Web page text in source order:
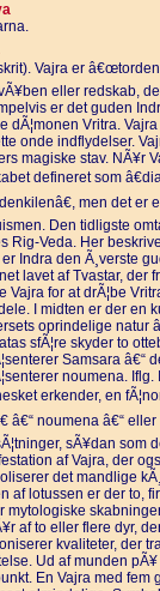
Vajra er
eller redskab,
er det guden
dÃ¦monen Vritra.
onde indflydelser.
magiske stav. NÃ¥r
defineret som
men det
Den tidligste
Rig-Veda. Her
Indra den Ã¸verste
lavet af Tvastar, der
Vajra for at drÃ¦be
I midten er der en
oprindelige natur
sfÃ¦re skyder to
Samsara â€“
noumena.
erkender, en
â€“ noumena â€“
sÃ¥dan som
af Vajra, der
det mandlige
af lotussen er der to,
mytologiske
af to eller flere dyr,
kvaliteter, der
Ud af munden
En Vajra med fem